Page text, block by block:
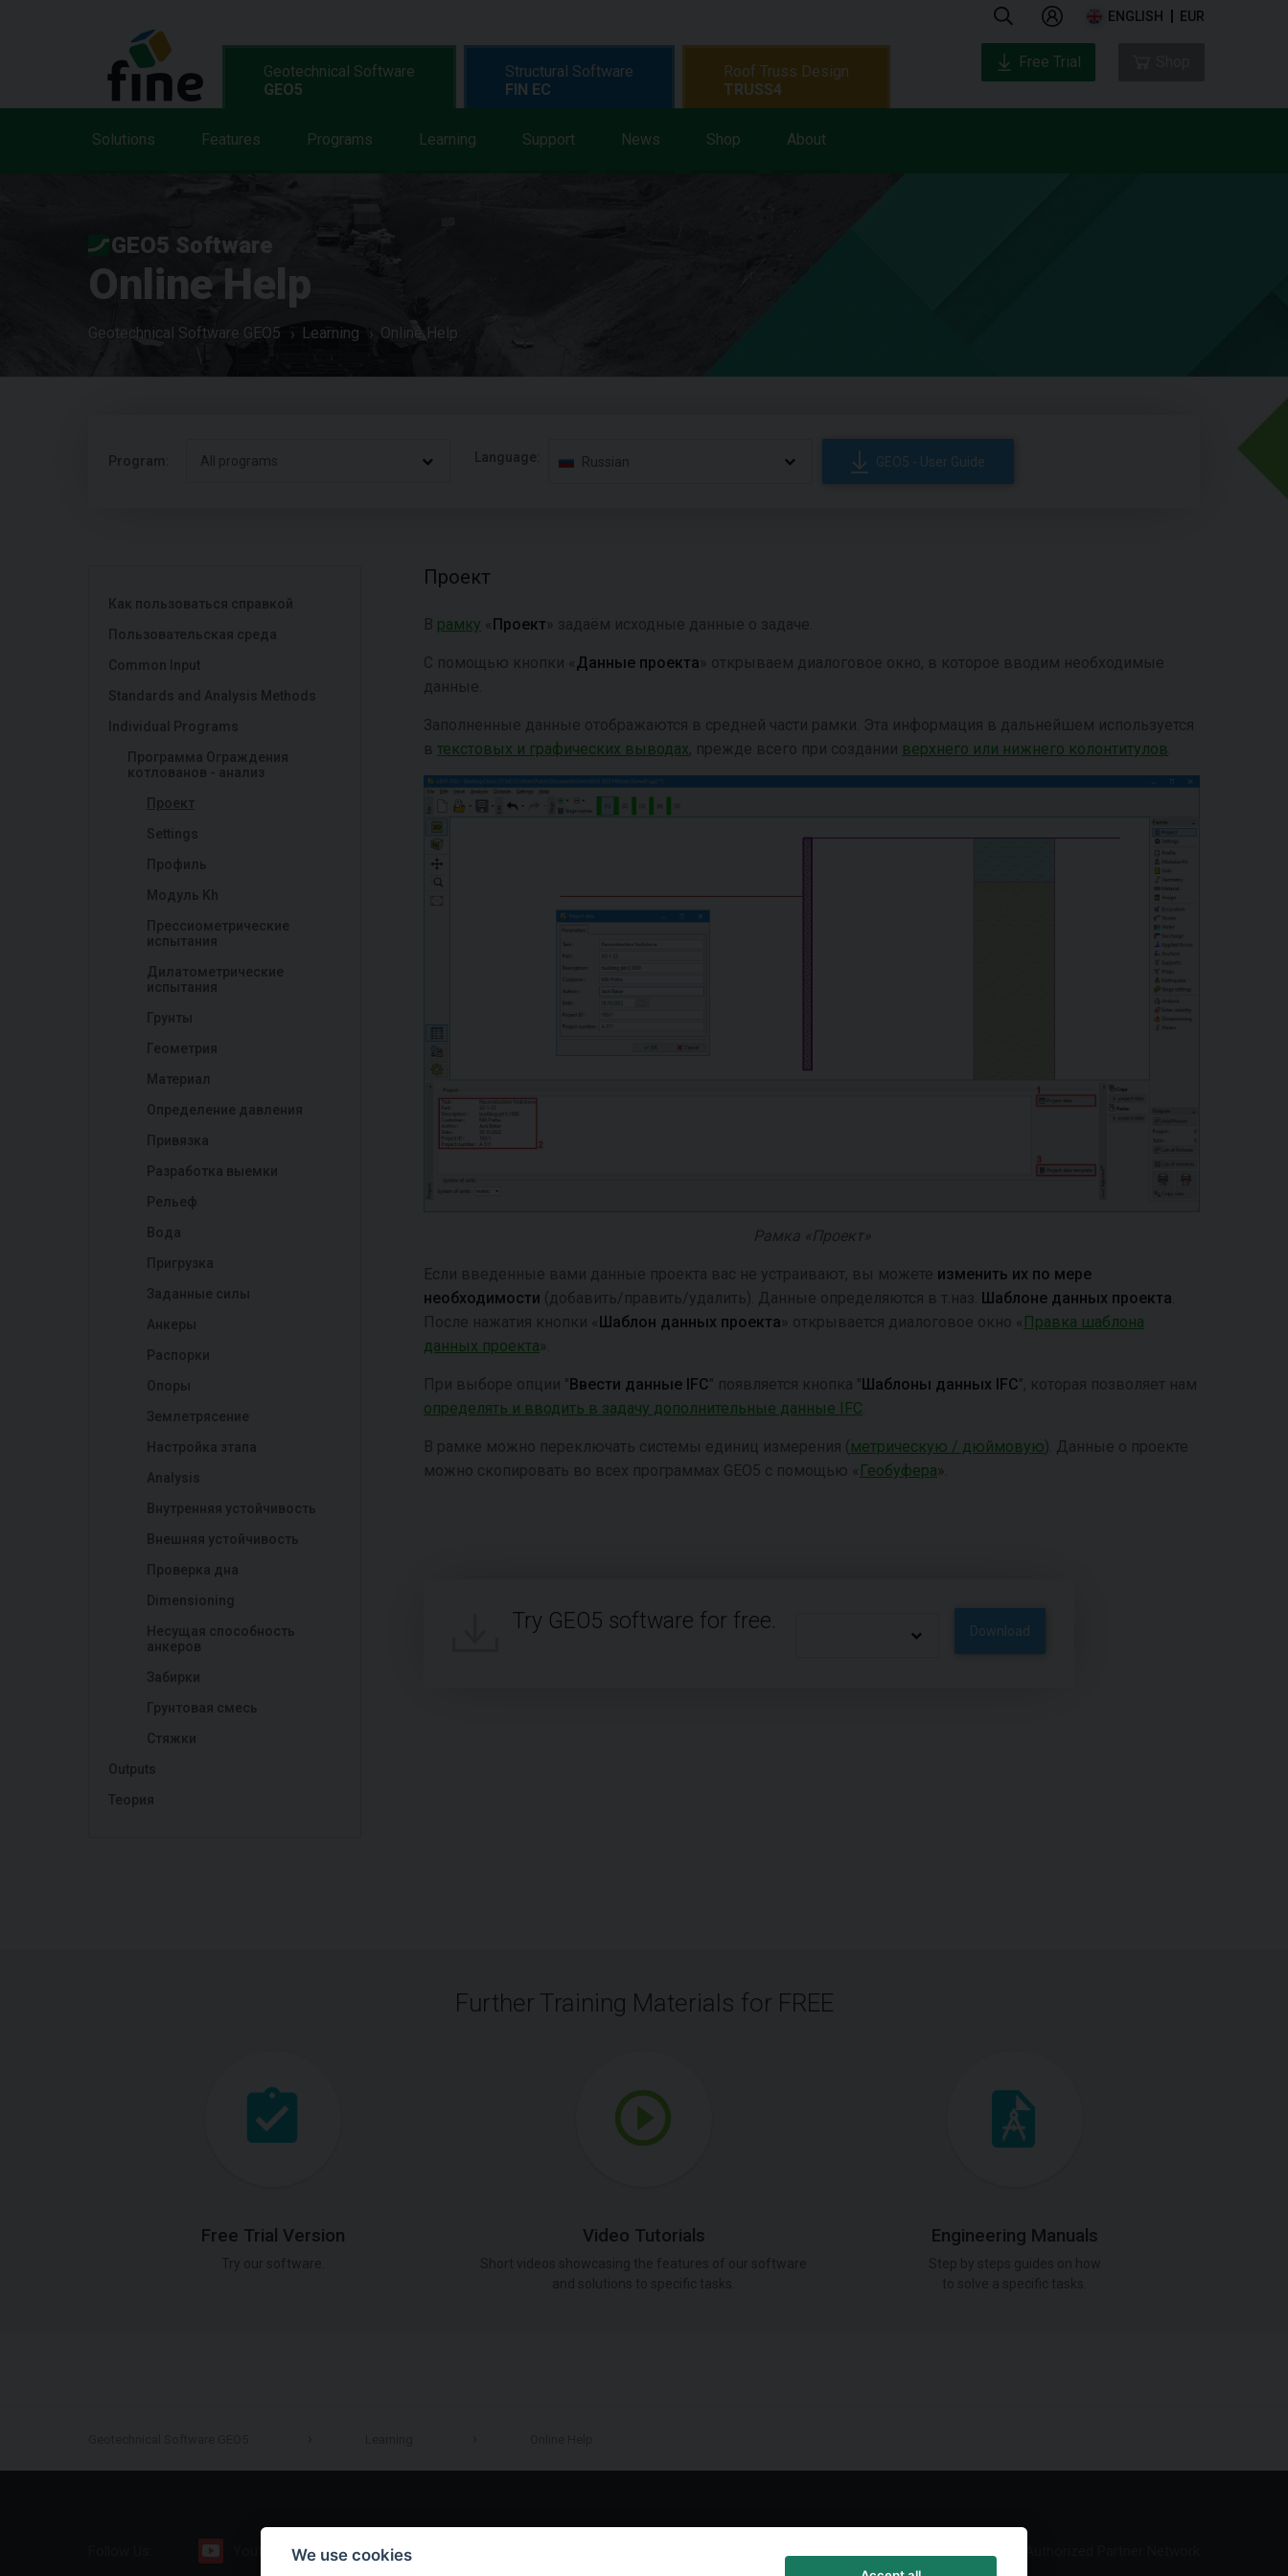
ENGLISH EUR
Geotechnical Software
GEO5
Solutions Features Programs Learning Support News Shop About
Structural Software
FIN EC
Roof Truss Design
TRUSS4
Free Trial
GEO5 Software
Online Help
Geotechnical Software GEO5 Learning Online Help
Program: All programs Language: Russian GEO5 - User Guide
Как пользоваться справкой
Пользовательская среда
Common Input
Standards and Analysis Methods
Individual Programs
Программа Ограждения
котлованов - анализ
Проект
Settings
Профиль
Модуль Kh
Прессиометрические
испытания
Дилатометрические
испытания
Грунты
Геометрия
Материал
Определение давления
Привязка
Разработка выемки
Рельеф
Вода
Пригрузка
Заданные силы
Анкеры
Распорки
Опоры
Землетрясение
Настройка зтапа
Analysis
Внутренняя устойчивость
Внешняя устойчивость
Проверка дна
Dimensioning
Несущая способность
анкеров
Забирки
Грунтовая смесь
Стяжки
Outputs
Теория
Проект
В рамку « Проект » задаём исходные данные о задаче.
С помощью кнопки « Данные проекта » открываем диалоговое окно, в которое вводим необходимые
данные.
Заполненные данные отображаются в средней части рамки. Эта информация в дальнейшем используется
в текстовых и графических выводах, прежде всего при создании верхнего или нижнего колонтитулов
Рамка «Проект»
Если введенные вами данные проекта вас не устраивают, вы можете изменить их по мере
необходимости (добавить/править/удалить). Данные определяются в т.наз. Шаблоне данных проекта
После нажатия кнопки « Шаблон данных проекта » открывается диалоговое окно « Правка шаблона
данных проекта ».
При выборе опции "Ввести данные IFC" появляется кнопка "Шаблоны данных IFC", которая позволяет нам
определять и вводить в задачу дополнительные данные IFC
В рамке можно переключать системы единиц измерения ( метрическую / дюймовую). Данные o проекте
можно скопировать во всех программах GEO5 с помощью « Геобуфера ».
Try GEO5 software for free. Download
Further Training Materials for FREE
Free Trial Version Video Tutorials Engineering Manuals
Facebook
We use cookies